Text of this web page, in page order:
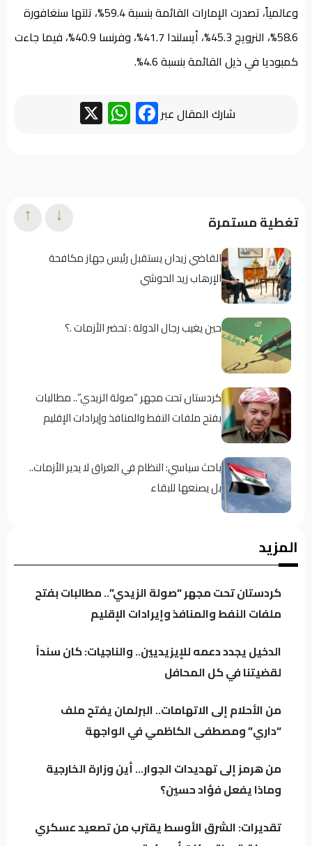
وعالمياً، تصدرت الإمارات القائمة بنسبة 59.4%، تلتها سنغافورة
58.6%، النرويج 45.3%، أيسلندا 41.7%، وفرنسا 40.9%، فيما جاءت
كمبوديا في ذيل القائمة بنسبة 4.6%.
شارك المقال عبر Facebook
WhatsApp
تغطية مستمرة
القاضي زيدان يستقبل رئيس جهاز مكافحة
الإرهاب زيد الحوشي
حين يغيب رجال الدولة : تحضر الأزمات .؟
كردستان تحت مجهر “صولة الزيدي”.. مطالبات
بفتح ملفات النفط والمنافذ وإيرادات الإقليم
باحث سياسي: النظام في العراق لا يدير الأزمات..
بل يصنعها للبقاء
الموسوي: الكتل السياسية تتجه لدعم محدود
للحكومة خشية تعاظم نفوذها
العراق يتجه لتنظيم أرباح مؤثري “تيك توك”
الكلداني يلتقي وزير العدل لبحث واقع
المؤسسات والدوائر العدلية
↓
↑
المزيد
كردستان تحت مجهر “صولة الزيدي”.. مطالبات بفتح
ملفات النفط والمنافذ وإيرادات الإقليم
الدخيل يجدد دعمه للإيزيديين.. والناجيات: كان سنداً
لقضيتنا في كل المحافل
من الأحلام إلى الاتهامات.. البرلمان يفتح ملف
“داري” ومصطفى الكاظمي في الواجهة
من هرمز إلى تهديدات الجوار… أين وزارة الخارجية
وماذا يفعل فؤاد حسين؟
تقديرات: الشرق الأوسط يقترب من تصعيد عسكري